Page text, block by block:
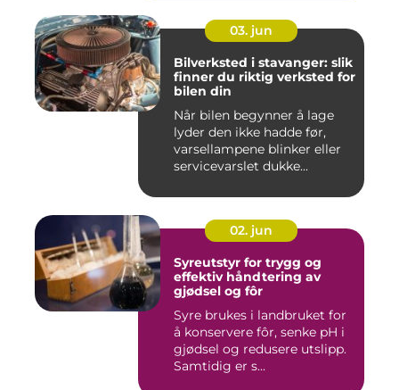
03. jun
Bilverksted i stavanger: slik
finner du riktig verksted for
bilen din
Når bilen begynner å lage
lyder den ikke hadde før,
varsellampene blinker eller
servicevarslet dukke...
02. jun
Syreutstyr for trygg og
effektiv håndtering av
gjødsel og fôr
Syre brukes i landbruket for
å konservere fôr, senke pH i
gjødsel og redusere utslipp.
Samtidig er s...